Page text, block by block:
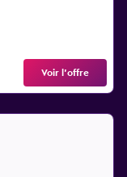
Voir l’offre